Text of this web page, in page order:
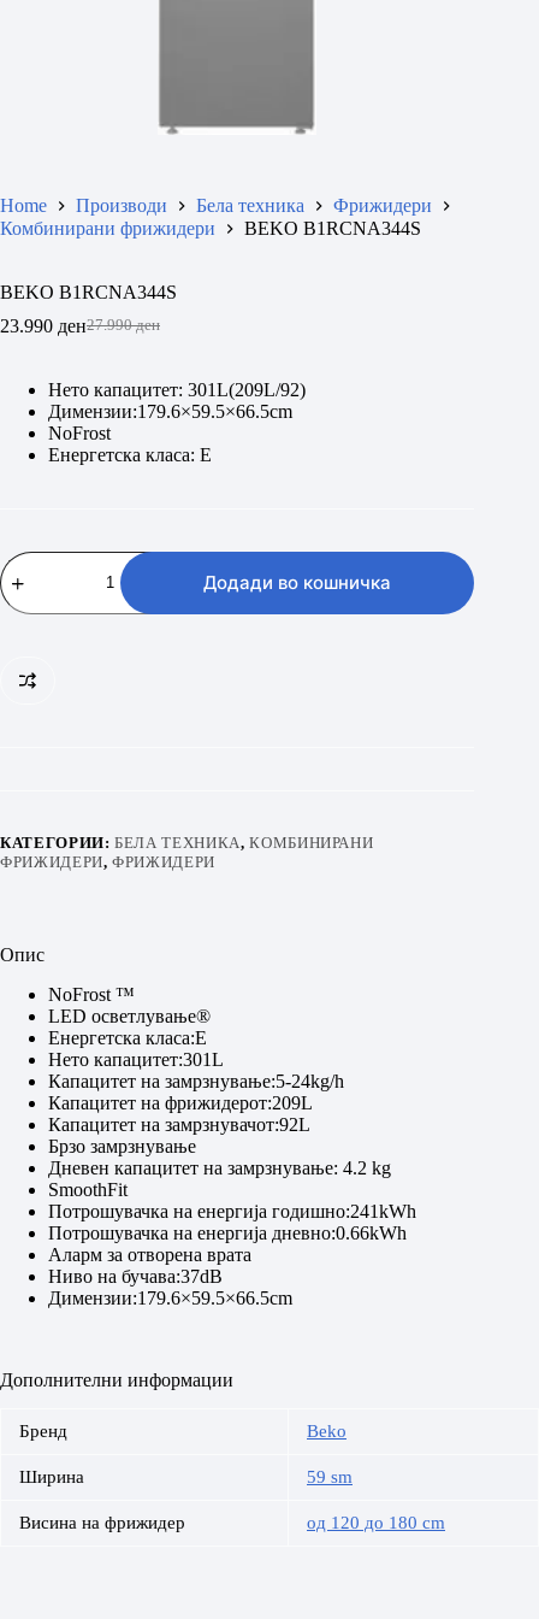
Home Производи Бела техника
Фрижидери
Комбинирани фрижидери
BEKO B1RCNA344S
BEKO B1RCNA344S
27.990ден
Original
27.990 ден.
23.990 денCurrent
23.990 ден.
Нето капацитет: 301L(209L/92)
Димензии:179.6×59.5×66.5cm
NoFrost
Енергетска класа: Е
BEKO
B1RCNA344S
количина
Додади во кошничка
КАТЕГОРИИ:БЕЛА ТЕХНИКА,КОМБИНИРАНИ
ФРИЖИДЕРИ,ФРИЖИДЕРИ
Опис
NoFrost ™
LED осветлување®
Енергетска класа:E
Нето капацитет:301L
Капацитет на замрзнување:5-24kg/h
Капацитет на фрижидерот:209L
Капацитет на замрзнувачот:92L
Брзо замрзнување
Дневен капацитет на замрзнување: 4.2 kg
SmoothFit
Потрошувачка на енергија годишно:241kWh
Потрошувачка на енергија дневно:0.66kWh
Аларм за отворена врата
Ниво на бучава:37dB
Димензии:179.6×59.5×66.5cm
Дополнителни информации
Бренд Beko
Ширина 59 sm
Висина на фрижидер од 120 до 180 cm